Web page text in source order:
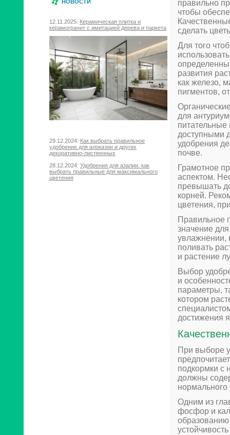
НОВОСТИ
12.11.2025: Керамическая плитка и
керамогранит с имитацией дерева и паркета
29.12.2024: Как выбрать правильное
удобрение для алоказии и других
декоративно-лиственных
28.12.2024: Удобрения для азалии: как
выбрать правильные для максимального
цветения
правильно
чтобы
сделать
Для того
развития
как железо,
пигментов,
для
питательные
доступными
удобрения
почве.
Грамотное
аспектом.
превышать
корней.
цветения,
Правильное
значение
увлажнении,
поливать
и растение
Выбор
и
параметры,
котором
достижения
При выборе
подкормки с
должны
нормального
Одним из
фосфор и